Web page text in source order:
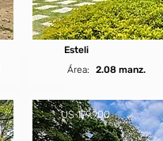
Esteli
Área:
2.08 manz.
U$ 179,900